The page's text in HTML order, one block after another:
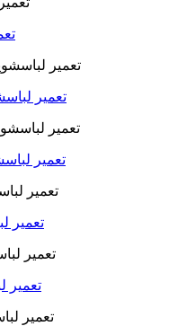
تعمیر لباسشویی
تعمیر
تعمیر
تعمیر